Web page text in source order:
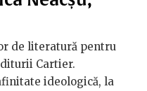
de literatură pentru
Cartier.
ideologică, la